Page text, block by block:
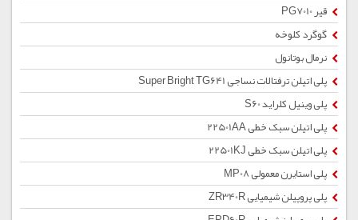
قیر PG7010
گوگرد کلوخه
نرمال بوتانول
پلی اتیلن ترفتالات نساجی Super Bright TG641
پلی وینیل کلراید S60
پلی اتیلن سبک خطی 22501AA
پلی اتیلن سبک خطی 22501KJ
پلی استایرن معمولی MP08
پلی پروپیلن شیمیایی ZR340R